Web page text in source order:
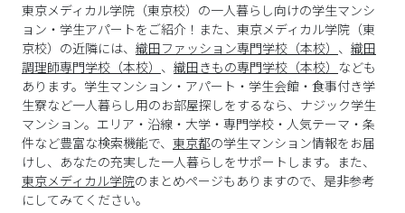
東京メディカル学院（東京校）の一人暮らし向けの学生マンシ
ョン・学生アパートをご紹介！また、東京メディカル学院（東
京校）の近隣には、 織田ファッション専門学校（本校） 、 織田
調理師専門学校（本校） 、 織田きもの専門学校（本校） なども
あります。学生マンション・アパート・学生会館・食事付き学
生寮など一人暮らし用のお部屋探しをするなら、ナジック学生
マンション。エリア・沿線・大学・専門学校・人気テーマ・条
件など豊富な検索機能で、 東京都の学生マンション情報をお届
けし、あなたの充実した一人暮らしをサポートします。また、
東京メディカル学院のまとめページもありますので、是非参考
にしてみてください。